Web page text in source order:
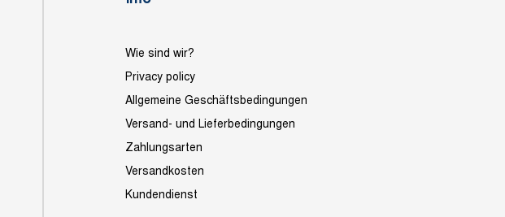
Wie sind wir?
Privacy policy
Allgemeine Geschäftsbedingungen
Versand- und Lieferbedingungen
Zahlungsarten
Versandkosten
Kundendienst